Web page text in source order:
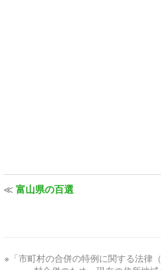
≪ 富山県の百選
※「市町村の合併の特例に関する法律